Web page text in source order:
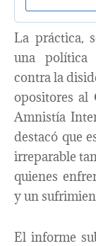
La práctica,
una política
contra la
opositores al
Amnistía
destacó que
irreparable
quienes
y un
El informe